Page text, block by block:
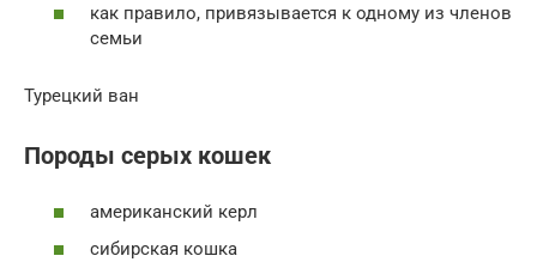
как правило, привязывается к одному из членов
семьи
Турецкий ван
Породы серых кошек
американский керл
сибирская кошка